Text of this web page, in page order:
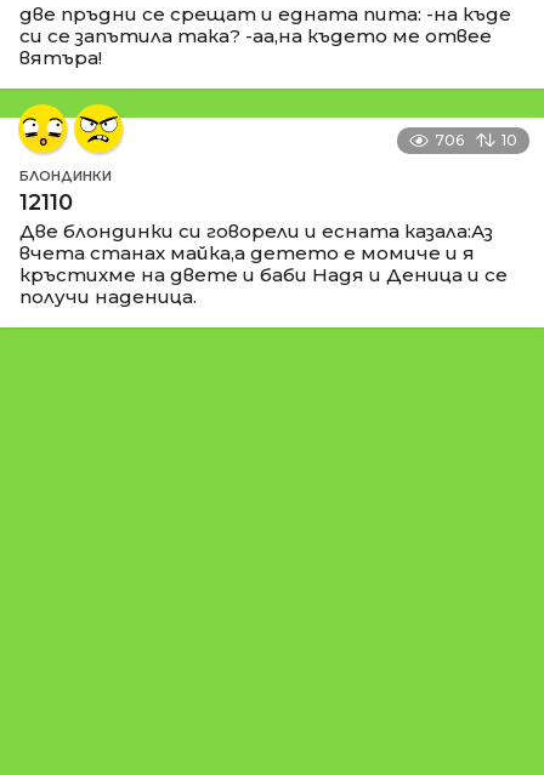
две пръдни се срещат и едната пита: -на къде
си се запътила така? -аа,на където ме отвее
вятъра!
706 10
БЛОНДИНКИ
12110
Две блондинки си говорели и есната казала:Аз
вчета станах майка,а детето е момиче и я
кръстихме на двете и баби Надя и Деница и се
получи наденица.